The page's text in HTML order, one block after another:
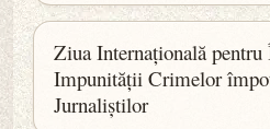
Ziua Internațională pentru
Impunității Crimelor
Jurnaliștilor